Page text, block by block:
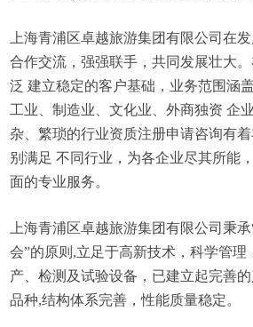
上海青浦区卓越旅游集团有限公司在
合作交流，强强联手，共同发展壮大
泛 建立稳定的客户基础，业务范围涵
工业、制造业、文化业、外商独资 企
杂、繁琐的行业资质注册申请咨询有
别满足 不同行业，为各企业尽其所能
面的专业服务。
上海青浦区卓越旅游集团有限公司秉
会”的原则,立足于高新技术，科学管理
产、检测及试验设备，已建立起完善
品种,结构体系完善，性能质量稳定。